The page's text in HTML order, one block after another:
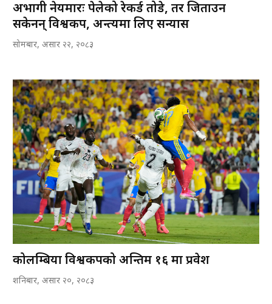
अभागी नेयमारः पेलेको रेकर्ड तोडे, तर जिताउन
सकेनन् विश्वकप, अन्त्यमा लिए सन्यास
सोमबार, असार २२, २०८३
कोलम्बिया विश्वकपको अन्तिम १६ मा प्रवेश
शनिबार, असार २०, २०८३